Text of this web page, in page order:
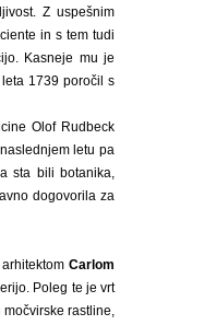
Z uspešnim
in s tem tudi
Kasneje mu je
1739 poročil s
Olof Rudbeck
letu pa
sta bili botanika,
dogovorila za
Carlom
Poleg te je vrt
rastline,